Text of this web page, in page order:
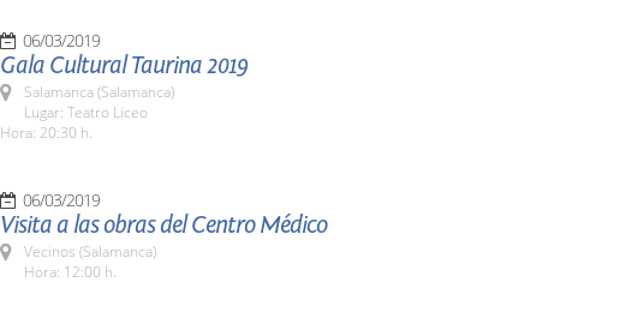
06/03/2019
Gala Cultural Taurina 2019
Salamanca (Salamanca)
Lugar: Teatro Liceo
Hora: 20:30 h.
06/03/2019
Visita a las obras del Centro Médico
Vecinos (Salamanca)
Hora: 12:00 h.